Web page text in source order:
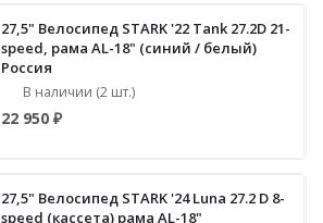
27,5" Велосипед STARK '22 Tank 27.2D 21-
speed, рама AL-18" (синий / белый)
Россия
В наличии (2 шт.)
22 950 ₽
27,5" Велосипед STARK '24 Luna 27.2 D 8-
speed (кассета) рама AL-18"